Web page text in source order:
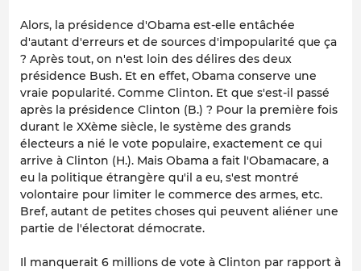
Alors, la présidence d'Obama est-elle entâchée
d'autant d'erreurs et de sources d'impopularité que ça
? Après tout, on n'est loin des délires des deux
présidence Bush. Et en effet, Obama conserve une
vraie popularité. Comme Clinton. Et que s'est-il passé
après la présidence Clinton (B.) ? Pour la première fois
durant le XXème siècle, le système des grands
électeurs a nié le vote populaire, exactement ce qui
arrive à Clinton (H.). Mais Obama a fait l'Obamacare, a
eu la politique étrangère qu'il a eu, s'est montré
volontaire pour limiter le commerce des armes, etc.
Bref, autant de petites choses qui peuvent aliéner une
partie de l'électorat démocrate.
Il manquerait 6 millions de vote à Clinton par rapport à